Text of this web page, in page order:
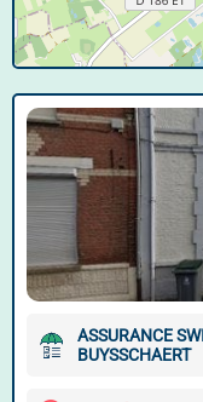
ASSURANCE
BUYSSCHAERT